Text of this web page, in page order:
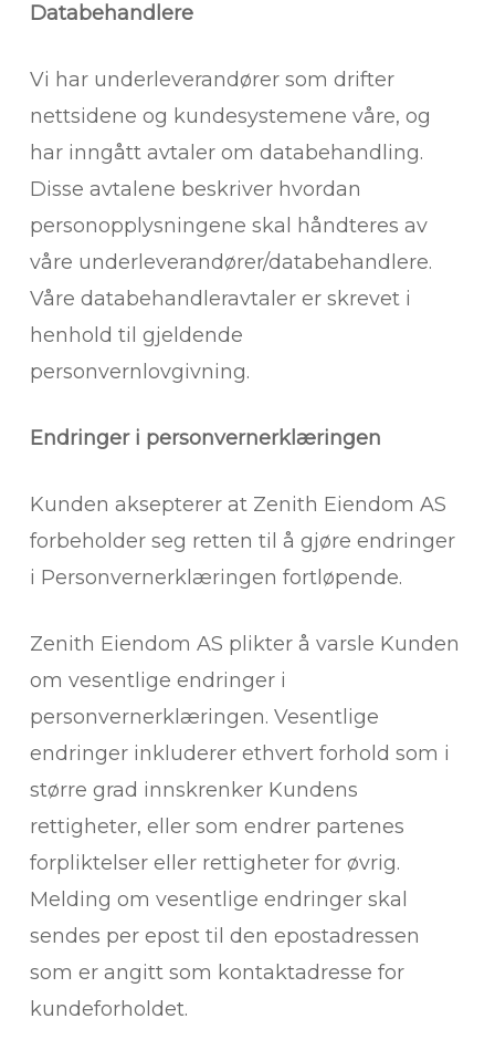
Databehandlere
Vi har underleverandører som drifter
nettsidene og kundesystemene våre, og
har inngått avtaler om databehandling.
Disse avtalene beskriver hvordan
personopplysningene skal håndteres av
våre underleverandører/databehandlere.
Våre databehandleravtaler er skrevet i
henhold til gjeldende
personvernlovgivning.
Endringer i personvernerklæringen
Kunden aksepterer at Zenith Eiendom AS
forbeholder seg retten til å gjøre endringer
i Personvernerklæringen fortløpende.
Zenith Eiendom AS plikter å varsle Kunden
om vesentlige endringer i
personvernerklæringen. Vesentlige
endringer inkluderer ethvert forhold som i
større grad innskrenker Kundens
rettigheter, eller som endrer partenes
forpliktelser eller rettigheter for øvrig.
Melding om vesentlige endringer skal
sendes per epost til den epostadressen
som er angitt som kontaktadresse for
kundeforholdet.